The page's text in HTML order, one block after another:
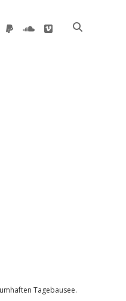
paypalsoundcloud
vimeo
Tagebausee.